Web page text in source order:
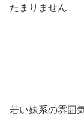
たまりません
若い妹系の雰囲